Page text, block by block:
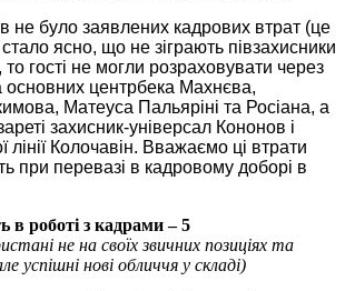
не було заявлених кадрових втрат (це
ясно, що не зіграють півзахисники
гості не могли розраховувати через
основних центрбека Махнєва,
Матеуса Пальяріні та Росіана, а
захисник-універсал Кононов і
лінії Колочавін. Вважаємо ці втрати
при перевазі в кадровому доборі в
в роботі з кадрами – 5
не на своїх звичних позиціях та
успішні нові обличчя у складі)